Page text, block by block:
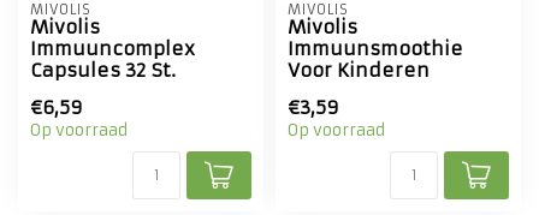
MIVOLIS
Mivolis
Immuuncomplex
Capsules 32 St.
€6,59
Op voorraad
MIVOLIS
Mivolis
Immuunsmoothie
Voor Kinderen
€3,59
Op voorraad